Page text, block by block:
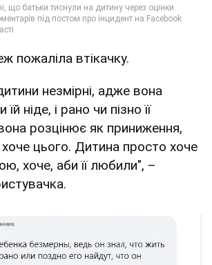
пожаліла втікачку.
незмірні, адже вона
ніде, і рано чи пізно її
розцінює як приниження,
цього. Дитина просто хоче
хоче, аби її любили", –